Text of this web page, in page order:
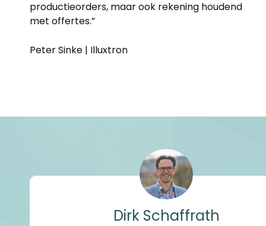
productieorders, maar ook rekening houdend
met offertes.”
Peter Sinke | Illuxtron
Dirk Schaffrath